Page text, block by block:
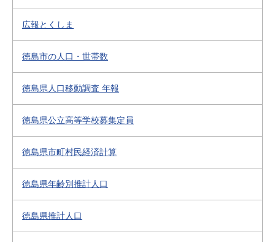
広報とくしま
徳島市の人口・世帯数
徳島県人口移動調査 年報
徳島県公立高等学校募集定員
徳島県市町村民経済計算
徳島県年齢別推計人口
徳島県推計人口